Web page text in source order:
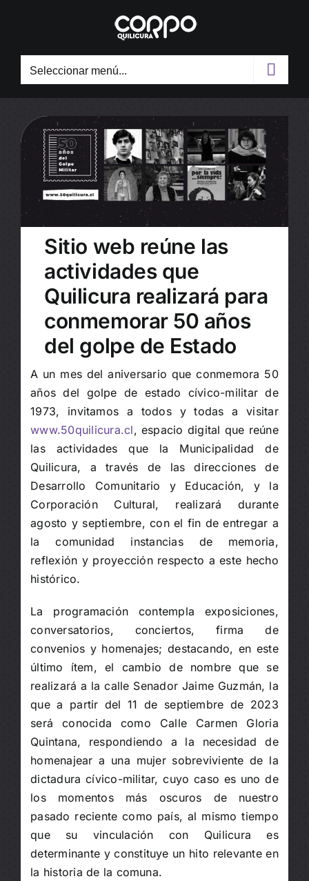
Seleccionar menú...
Sitio web reúne las
actividades que
Quilicura realizará para
conmemorar 50 años
del golpe de Estado
A un mes del aniversario que conmemora 50
años del golpe de estado cívico-militar de
1973, invitamos a todos y todas a visitar
www.50quilicura.cl, espacio digital que reúne
las actividades que la Municipalidad de
Quilicura, a través de las direcciones de
Desarrollo Comunitario y Educación, y la
Corporación Cultural, realizará durante
agosto y septiembre, con el fin de entregar a
la comunidad instancias de memoria,
reflexión y proyección respecto a este hecho
histórico.
La programación contempla exposiciones,
conversatorios, conciertos, firma de
convenios y homenajes; destacando, en este
último ítem, el cambio de nombre que se
realizará a la calle Senador Jaime Guzmán, la
que a partir del 11 de septiembre de 2023
será conocida como Calle Carmen Gloria
Quintana, respondiendo a la necesidad de
homenajear a una mujer sobreviviente de la
dictadura cívico-militar, cuyo caso es uno de
los momentos más oscuros de nuestro
pasado reciente como país, al mismo tiempo
que su vinculación con Quilicura es
determinante y constituye un hito relevante en
la historia de la comuna.